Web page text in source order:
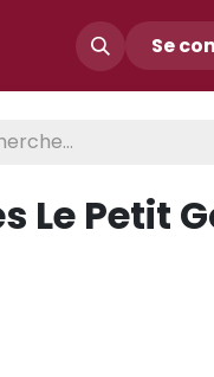
Se
Le Petit